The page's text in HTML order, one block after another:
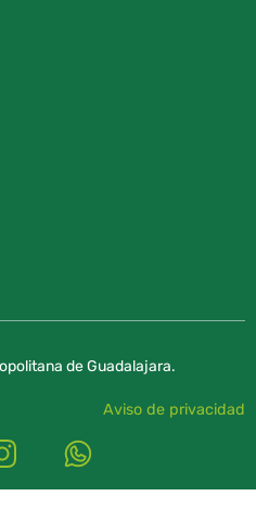
de Guadalajara.
Aviso de privacidad